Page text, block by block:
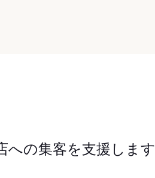
への集客を支援します